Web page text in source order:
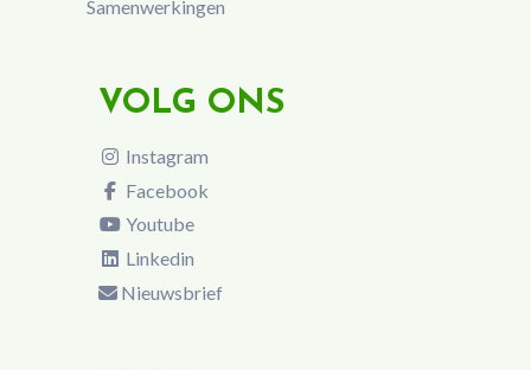
Samenwerkingen
VOLG ONS
Instagram
Facebook
Youtube
Linkedin
Nieuwsbrief